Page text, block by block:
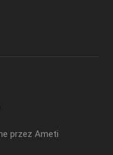
przezAmeti